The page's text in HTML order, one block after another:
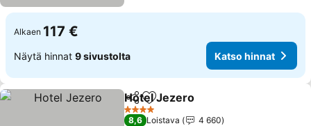
Alkaen 117 €
Näytä hinnat 9 sivustolta Katso hinnat
Jaa Lisää suosikkeihin
Hotel Jezero
4 Tähtiluokitus
8,6 Loistava
4 660